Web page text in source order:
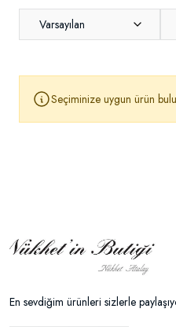
Varsayılan
Seçiminize uygun ürün
En sevdiğim ürünleri sizlerle